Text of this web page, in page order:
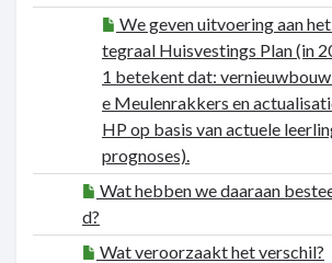
We geven uitvoering aan
tegraal Huisvestings Plan (in
1 betekent dat:
e Meulenrakkers en
HP op basis van actuele
prognoses).
Wat hebben we daaraan
d?
Wat veroorzaakt het verschil?